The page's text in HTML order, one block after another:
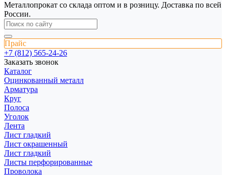
Металлопрокат со склада оптом и в розницу. Доставка по всей
России.
Прайс
+7 (812) 565-24-26
Заказать звонок
Каталог
Оцинкованный металл
Арматура
Круг
Полоса
Уголок
Лента
Лист гладкий
Лист окрашенный
Лист гладкий
Листы перфорированные
Проволока